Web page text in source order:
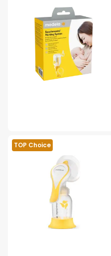
TOP Choice